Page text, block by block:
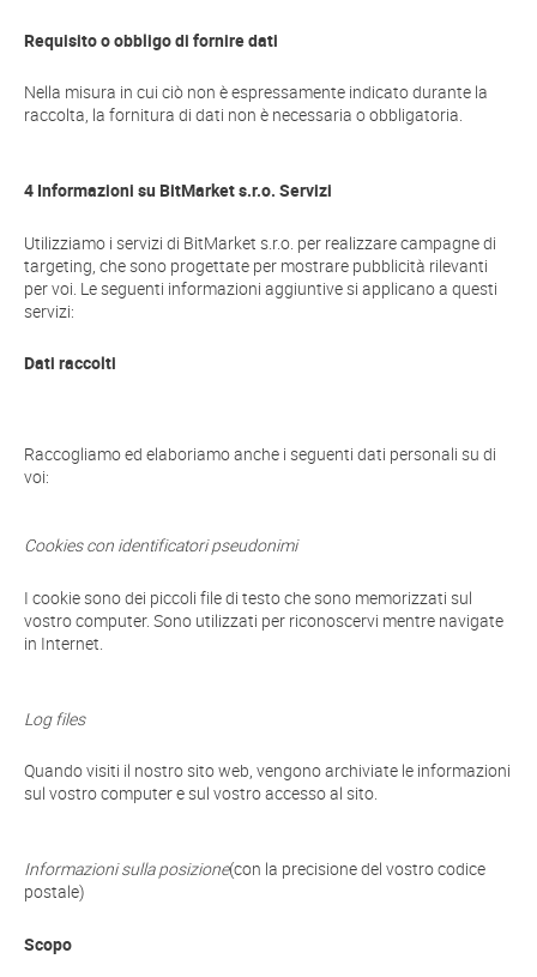
Requisito o obbligo di fornire dati
Nella misura in cui ciò non è espressamente indicato durante la
raccolta, la fornitura di dati non è necessaria o obbligatoria.
4 Informazioni su BitMarket s.r.o. Servizi
Utilizziamo i servizi di BitMarket s.r.o. per realizzare campagne di
targeting, che sono progettate per mostrare pubblicità rilevanti
per voi. Le seguenti informazioni aggiuntive si applicano a questi
servizi:
Dati raccolti
Raccogliamo ed elaboriamo anche i seguenti dati personali su di
voi:
Cookies con identificatori pseudonimi
I cookie sono dei piccoli file di testo che sono memorizzati sul
vostro computer. Sono utilizzati per riconoscervi mentre navigate
in Internet.
Log files
Quando visiti il nostro sito web, vengono archiviate le informazioni
sul vostro computer e sul vostro accesso al sito.
Informazioni sulla posizione(con la precisione del vostro codice
postale)
Scopo